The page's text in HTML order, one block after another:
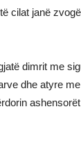
cilat janë
dimrit me
dhe atyre